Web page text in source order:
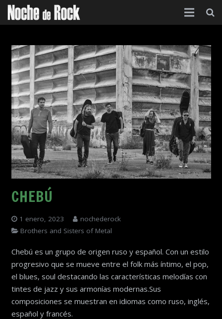
Categorías
Agenda
Foro
Contacto
Acerca de
CHEBÚ
1 enero, 2023
nochederock
Brothers and Sisters of Metal
Chebú es un grupo de origen ruso y español. Con un estilo
progresivo que se mueve entre el folk más íntimo, el pop,
el blues, soul destacando las características melodías con
tintes de jazz y sus armonías modernas.Sus
composiciones se muestran en idiomas como ruso, inglés,
español y francés.